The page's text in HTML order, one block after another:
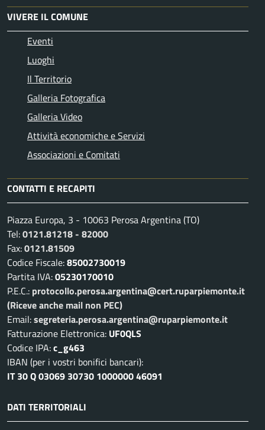
VIVERE IL COMUNE
Eventi
Luoghi
Il Territorio
Galleria Fotografica
Galleria Video
Attività economiche e Servizi
Associazioni e Comitati
CONTATTI E RECAPITI
Piazza Europa, 3 - 10063 Perosa Argentina (TO)
Tel:0121.81218 - 82000
Fax:0121.81509
Codice Fiscale:85002730019
Partita IVA:05230170010
P.E.C.: protocollo.perosa.argentina@cert.ruparpiemonte.it
(Riceve anche mail non PEC)
Email:segreteria.perosa.argentina@ruparpiemonte.it
Fatturazione Elettronica: UF0QLS
Codice IPA:c_g463
IBAN (per i vostri bonifici bancari):
IT 30 Q 03069 30730 1000000 46091
DATI TERRITORIALI